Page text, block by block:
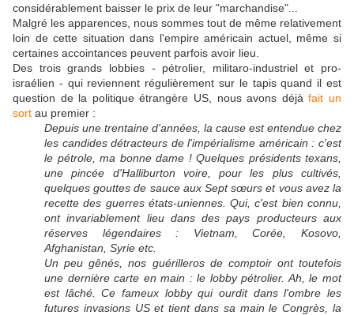
considérablement baisser le prix de leur "marchandise"...
Malgré les apparences, nous sommes tout de même relativement
loin de cette situation dans l'empire américain actuel, même si
certaines accointances peuvent parfois avoir lieu.
Des trois grands lobbies - pétrolier, militaro-industriel et pro-
israélien - qui reviennent régulièrement sur le tapis quand il est
question de la politique étrangère US, nous avons déjàfait un
sort au premier :
Depuis une trentaine d'années, la cause est entendue chez
les candides détracteurs de l'impérialisme américain : c'est
le pétrole, ma bonne dame ! Quelques présidents texans,
une pincée d'Halliburton voire, pour les plus cultivés,
quelques gouttes de sauce aux Sept sœurs et vous avez la
recette des guerres états-uniennes. Qui, c'est bien connu,
ont invariablement lieu dans des pays producteurs aux
réserves légendaires : Vietnam, Corée, Kosovo,
Afghanistan, Syrie etc.
Un peu gênés, nos guérilleros de comptoir ont toutefois
une dernière carte en main : le lobby pétrolier. Ah, le mot
est lâché. Ce fameux lobby qui ourdit dans l'ombre les
futures invasions US et tient dans sa main le Congrès, la